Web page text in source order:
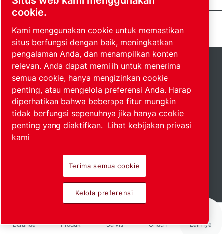
Beranda Produk Servis Unduh Lainnya
Tautan cepat
Toko online
Alat penghitung
Penganalisis suara
Perlindungan Pelapor
cookie.
Kami menggunakan cookie untuk memastikan
situs berfungsi dengan baik, meningkatkan
pengalaman Anda, dan menampilkan konten
relevan. Anda dapat memilih untuk menerima
semua cookie, hanya mengizinkan cookie
penting, atau mengelola preferensi Anda. Harap
diperhatikan bahwa beberapa fitur mungkin
tidak berfungsi sepenuhnya jika hanya cookie
penting yang diaktifkan. Lihat kebijakan privasi
kami
Terima semua cookie
Kelola preferensi